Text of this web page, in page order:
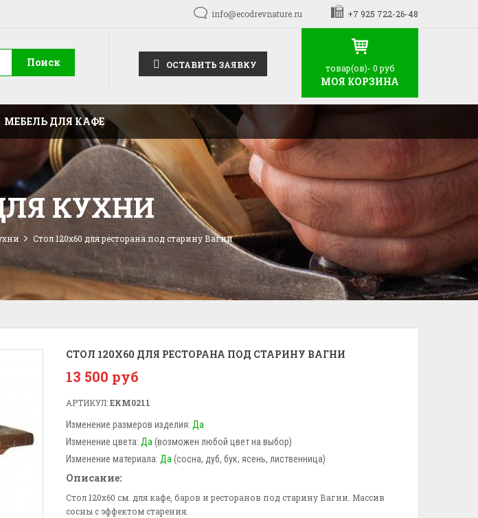
info@ecodrevnature.ru +7 925 722-26-48
Поиск ОСТАВИТЬ ЗАЯВКУ товар(ов)- 0 руб
МОЯ КОРЗИНА
МЕБЕЛЬ ДЛЯ КАФЕ
КУХНИ
Стол 120x60 для ресторана под старину Вагни
СТОЛ 120X60 ДЛЯ РЕСТОРАНА ПОД СТАРИНУ ВАГНИ
13 500 руб
АРТИКУЛ:ЕКМ0211
Изменение размеров изделия: Да
Изменение цвета: Да (возможен любой цвет на выбор)
Изменение материала: Да (сосна, дуб, бук, ясень, лиственница)
Описание:
Стол 120x60 см. для кафе, баров и ресторанов под старину Вагни. Массив
сосны с эффектом старения.